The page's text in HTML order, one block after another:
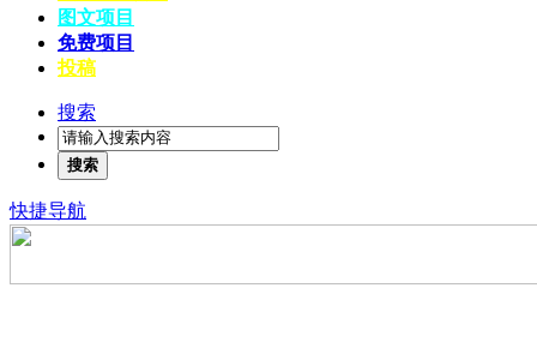
图文项目
免费项目
投稿
搜索
搜索
快捷导航